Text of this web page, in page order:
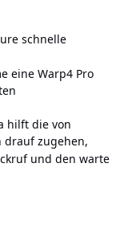
schnelle
eine Warp4 Pro
hilft die von
drauf zugehen,
und den warte